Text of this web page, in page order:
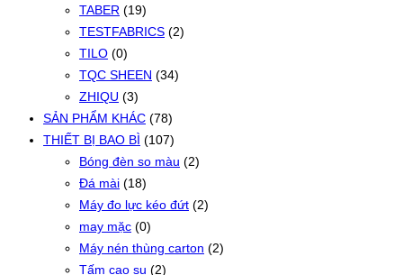
TABER (19)
TESTFABRICS (2)
TILO (0)
TQC SHEEN (34)
ZHIQU (3)
SẢN PHẨM KHÁC (78)
THIẾT BỊ BAO BÌ (107)
Bóng đèn so màu (2)
Đá mài (18)
Máy đo lực kéo đứt (2)
may mặc (0)
Máy nén thùng carton (2)
Tấm cao su (2)